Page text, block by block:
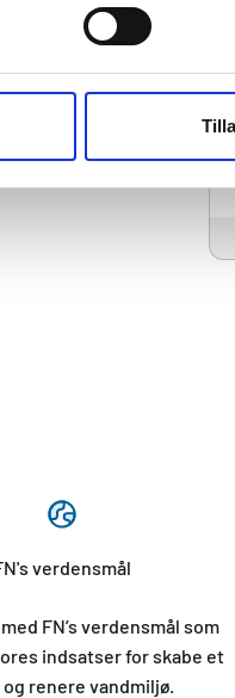
verdensmål
FN’s verdensmål som
indsatser for skabe et
renere vandmiljø.